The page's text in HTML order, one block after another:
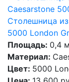
Столешница
5000 London
Площадь: 0,4
Материал:
Цвет: 5000